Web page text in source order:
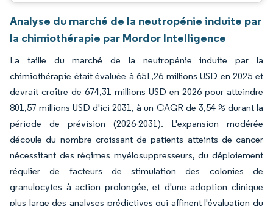
Analyse du marché de la neutropénie induite par
la chimiothérapie par Mordor Intelligence
La taille du marché de la neutropénie induite par la
chimiothérapie était évaluée à 651,26 millions USD en 2025 et
devrait croître de 674,31 millions USD en 2026 pour atteindre
801,57 millions USD d'ici 2031, à un CAGR de 3,54 % durant la
période de prévision (2026-2031). L'expansion modérée
découle du nombre croissant de patients atteints de cancer
nécessitant des régimes myélosuppresseurs, du déploiement
régulier de facteurs de stimulation des colonies de
granulocytes à action prolongée, et d'une adoption clinique
plus large des analyses prédictives qui affinent l'évaluation du